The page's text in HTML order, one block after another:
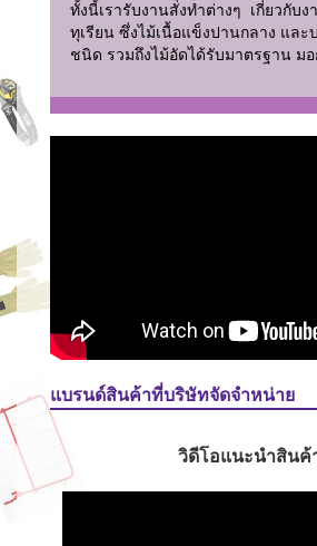
ทั้งนี้เรารับงานสั่งทำต่างๆ เกี่ยวกับง
ทุเรียน ซึ่งไม้เนื้อแข็งปานกลาง และ
ชนิด รวมถึงไม้อัดได้รับมาตรฐาน มอ
แบรนด์สินค้าที่บริษัทจัดจำหน่าย
วิดีโอแนะนำสินค้